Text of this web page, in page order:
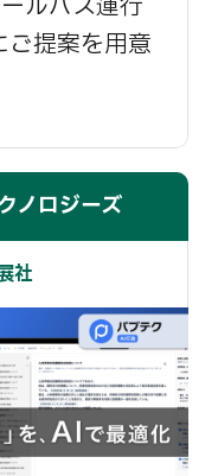
ルバス運行
ご提案を用意
ノロジーズ
社